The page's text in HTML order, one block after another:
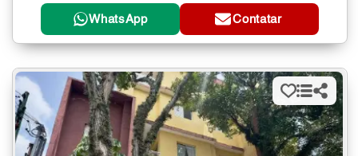
WhatsApp Contatar